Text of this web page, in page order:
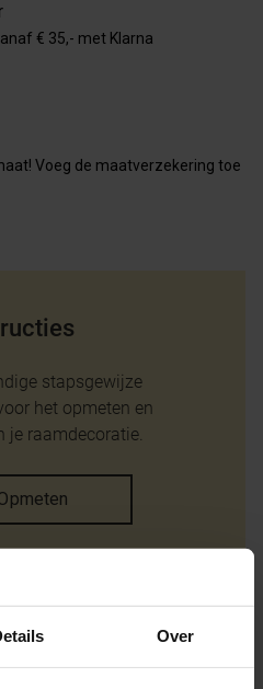
Over
€ 35,- met Klarna
Voeg de maatverzekering toe
stapsgewijze
het opmeten en
je raamdecoratie.